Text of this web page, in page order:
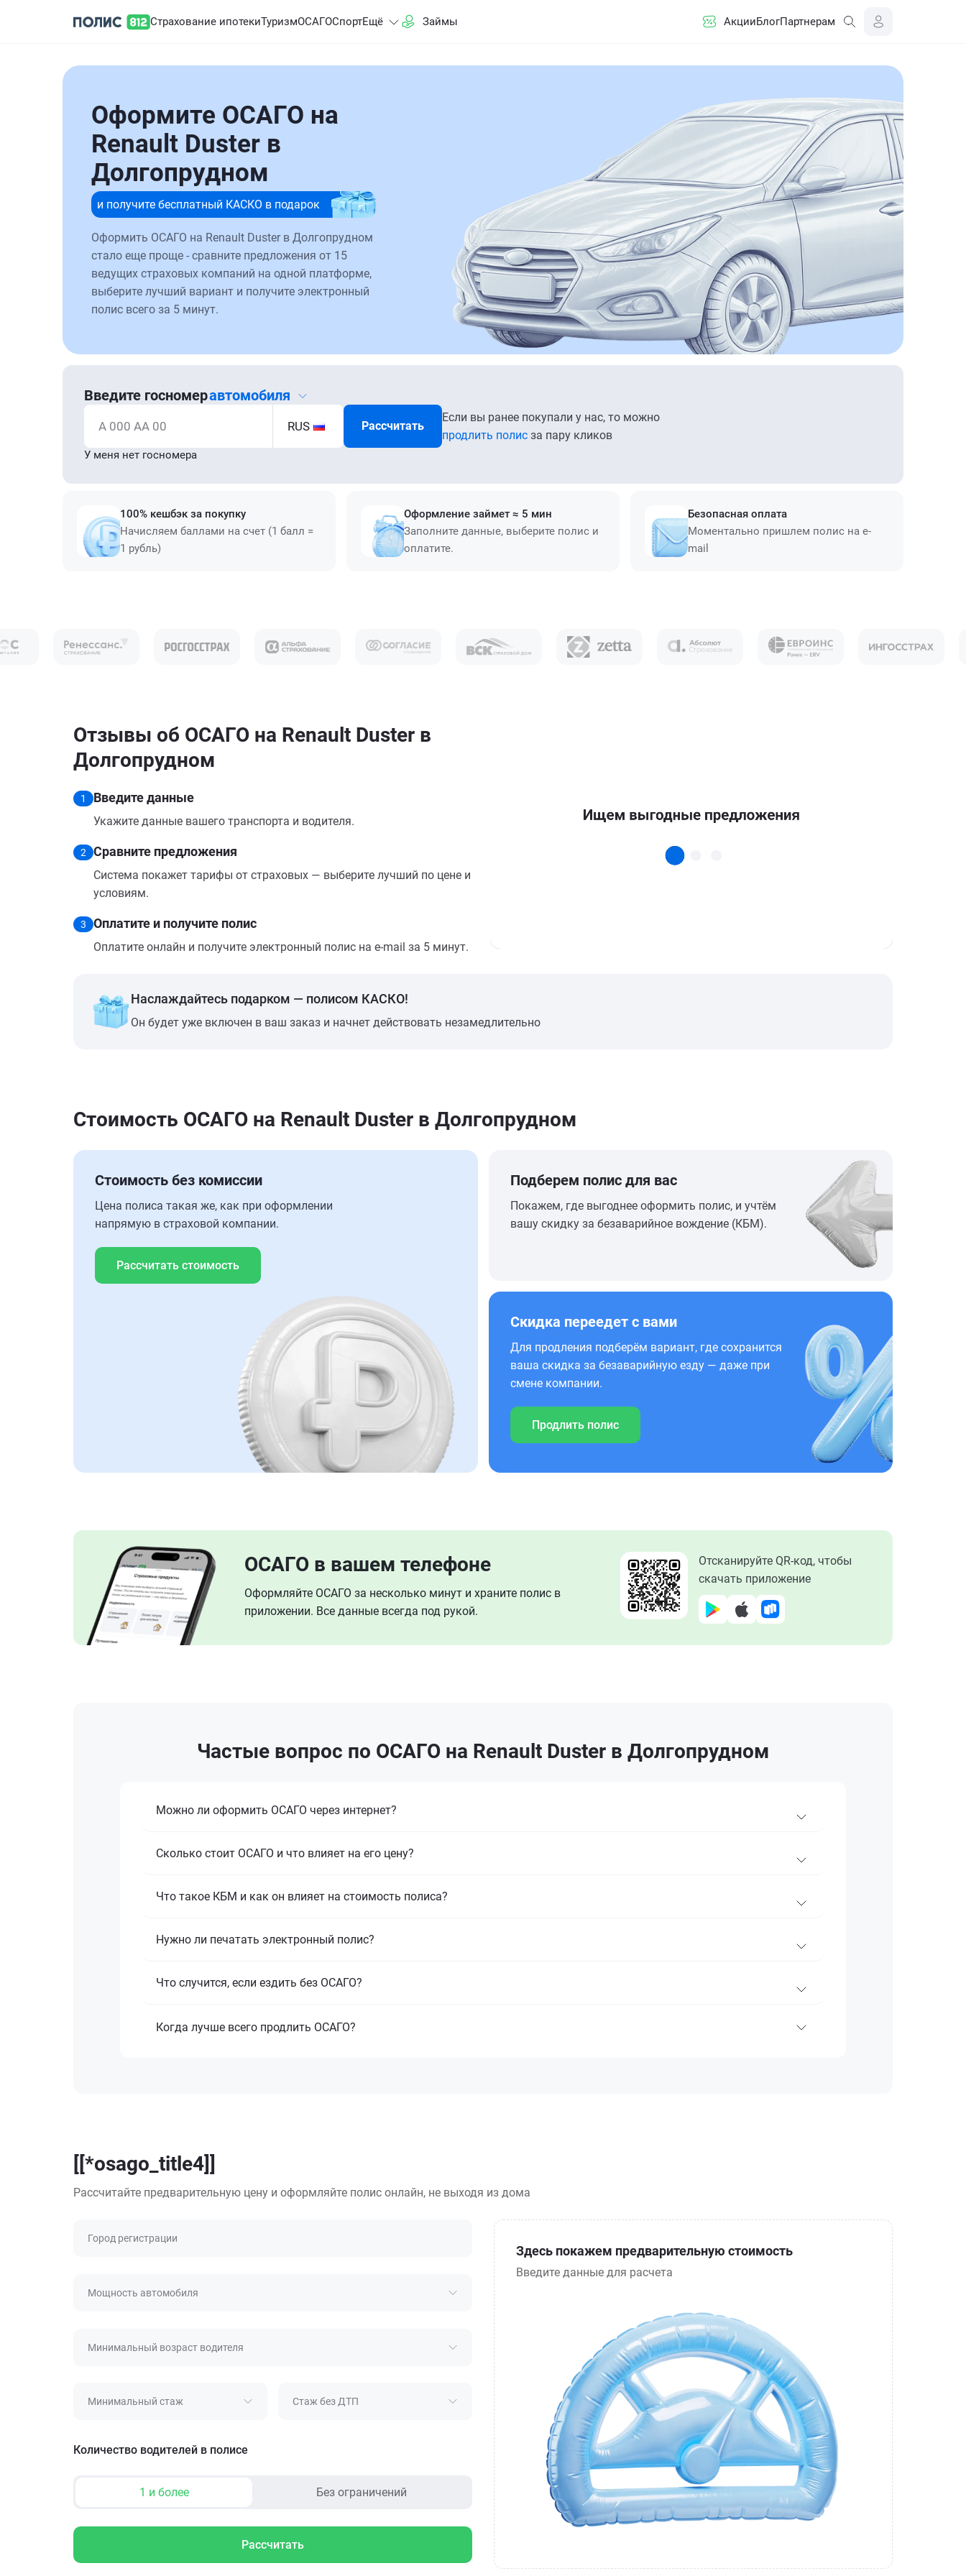
Страхование ипотекиТуризмОСАГОСпортЕщё Займы АкцииБлогПартнерам
Оформите ОСАГО на
Renault Duster в
Долгопрудном
и получите бесплатный КАСКО в подарок
Оформить ОСАГО на Renault Duster в Долгопрудном
стало еще проще - сравните предложения от 15
ведущих страховых компаний на одной платформе,
выберите лучший вариант и получите электронный
полис всего за 5 минут.
Введите госномеравтомобиля
А 000 АА 00 RUS Рассчитать
Если вы ранее покупали у нас, то можно
продлить полис за пару кликов
У меня нет госномера
100% кешбэк за покупку
Начисляем баллами на счет (1 балл =
1 рубль)
Оформление займет ≈ 5 мин
Заполните данные, выберите полис и
оплатите.
Безопасная оплата
Моментально пришлем полис на e-
mail
Отзывы об ОСАГО на Renault Duster в
Долгопрудном
1 Введите данные
Укажите данные вашего транспорта и водителя.
2 Сравните предложения
Система покажет тарифы от страховых — выберите лучший по цене и
условиям.
3 Оплатите и получите полис
Оплатите онлайн и получите электронный полис на e-mail за 5 минут.
Наслаждайтесь подарком — полисом КАСКО!
Он будет уже включен в ваш заказ и начнет действовать незамедлительно
Стоимость ОСАГО на Renault Duster в Долгопрудном
Стоимость без комиссии
Цена полиса такая же, как при оформлении
напрямую в страховой компании.
Рассчитать стоимость
Подберем полис для вас
Покажем, где выгоднее оформить полис, и учтём
вашу скидку за безаварийное вождение (КБМ).
Скидка переедет с вами
Для продления подберём вариант, где сохранится
ваша скидка за безаварийную езду — даже при
смене компании.
Продлить полис
ОСАГО в вашем телефоне
Оформляйте ОСАГО за несколько минут и храните полис в
приложении. Все данные всегда под рукой.
Отсканируйте QR-код, чтобы
скачать приложение
Частые вопрос по ОСАГО на Renault Duster в Долгопрудном
Можно ли оформить ОСАГО через интернет?
Сколько стоит ОСАГО и что влияет на его цену?
Что такое КБМ и как он влияет на стоимость полиса?
Нужно ли печатать электронный полис?
Что случится, если ездить без ОСАГО?
Когда лучше всего продлить ОСАГО?
[[*osago_title4]]
Рассчитайте предварительную цену и оформляйте полис онлайн, не выходя из дома
Город регистрации
Мощность автомобиля
Минимальный возраст водителя
Минимальный стаж Стаж без ДТП
Количество водителей в полисе
1 и более Без ограничений
Рассчитать
Здесь покажем предварительную стоимость
Введите данные для расчета